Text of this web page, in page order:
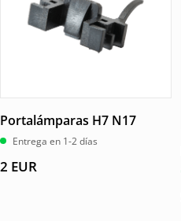
Portalámparas H7 N17
Entrega en 1-2 días
2 EUR